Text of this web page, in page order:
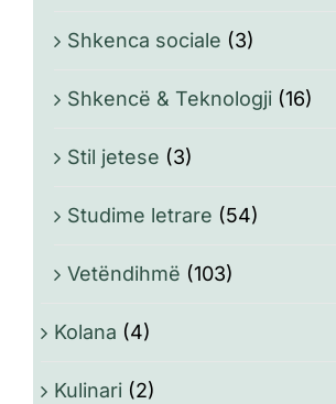
Shkenca sociale (3)
Shkencë & Teknologji (16)
Stil jetese (3)
Studime letrare (54)
Vetëndihmë (103)
Kolana (4)
Kulinari (2)